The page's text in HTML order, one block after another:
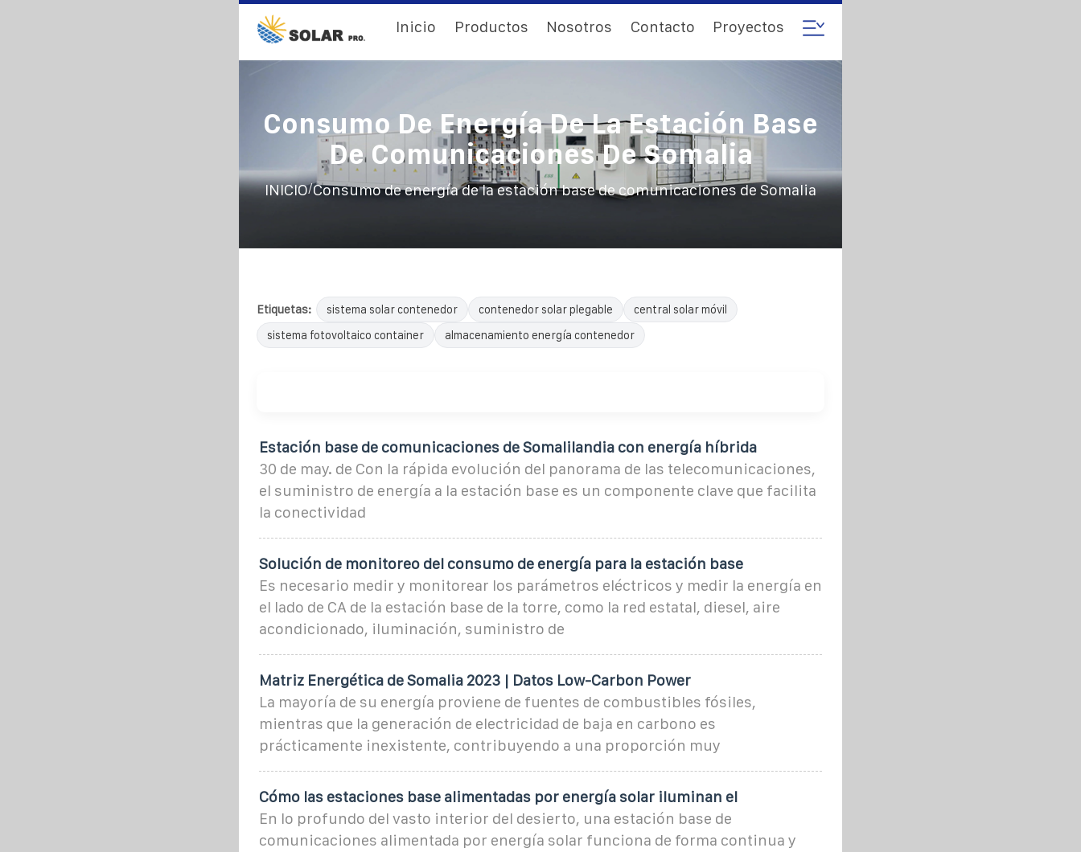
Inicio Productos Nosotros Contacto Proyectos
Consumo De Energía De La Estación Base
De Comunicaciones De Somalia
INICIO/Consumo de energía de la estación base de comunicaciones de Somalia
Etiquetas: sistema solar contenedor contenedor solar plegable
central solar móvil
sistema fotovoltaico container
almacenamiento energía contenedor
Estación base de comunicaciones de Somalilandia con energía híbrida
30 de may. de Con la rápida evolución del panorama de las telecomunicaciones,
el suministro de energía a la estación base es un componente clave que facilita
la conectividad
Solución de monitoreo del consumo de energía para la estación base
Es necesario medir y monitorear los parámetros eléctricos y medir la energía en
el lado de CA de la estación base de la torre, como la red estatal, diesel, aire
acondicionado, iluminación, suministro de
Matriz Energética de Somalia 2023 | Datos Low-Carbon Power
La mayoría de su energía proviene de fuentes de combustibles fósiles,
mientras que la generación de electricidad de baja en carbono es
prácticamente inexistente, contribuyendo a una proporción muy
Cómo las estaciones base alimentadas por energía solar iluminan el
En lo profundo del vasto interior del desierto, una estación base de
comunicaciones alimentada por energía solar funciona de forma continua y